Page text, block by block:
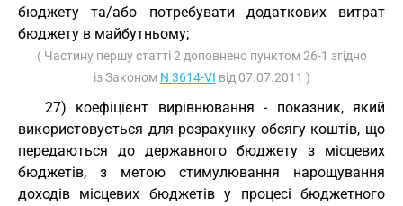
бюджету та/або потребувати додаткових витрат
бюджету в майбутньому;
( Частину першу статті 2 доповнено пунктом 26-1 згідно
із Законом N 3614-VI від 07.07.2011 )
27) коефіцієнт вирівнювання - показник, який
використовується для розрахунку обсягу коштів, що
передаються до державного бюджету з місцевих
бюджетів, з метою стимулювання нарощування
доходів місцевих бюджетів у процесі бюджетного